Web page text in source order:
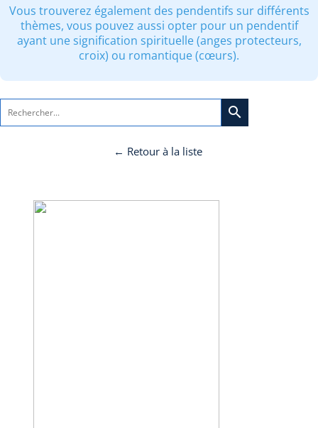
Vous trouverez également des pendentifs sur différents
thèmes, vous pouvez aussi opter pour un pendentif
ayant une signification spirituelle (anges protecteurs,
croix) ou romantique (cœurs).
search
← Retour à la liste